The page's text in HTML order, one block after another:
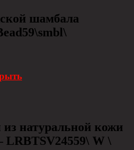
шамбала
натуральной кожи
LRBTSV24559\ W \